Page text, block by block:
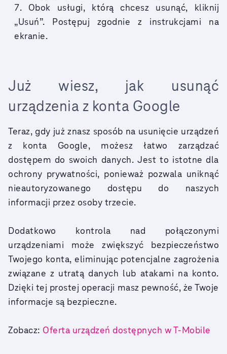
Obok usługi, którą chcesz usunąć, kliknij
„Usuń”. Postępuj zgodnie z instrukcjami na
ekranie.
Już wiesz, jak usunąć
urządzenia z konta Google
Teraz, gdy już znasz sposób na usunięcie urządzeń
z konta Google, możesz łatwo zarządzać
dostępem do swoich danych. Jest to istotne dla
ochrony prywatności, ponieważ pozwala uniknąć
nieautoryzowanego dostępu do naszych
informacji przez osoby trzecie.
Dodatkowo kontrola nad połączonymi
urządzeniami może zwiększyć bezpieczeństwo
Twojego konta, eliminując potencjalne zagrożenia
związane z utratą danych lub atakami na konto.
Dzięki tej prostej operacji masz pewność, że Twoje
informacje są bezpieczne.
Zobacz: Oferta urządzeń dostępnych w T-Mobile